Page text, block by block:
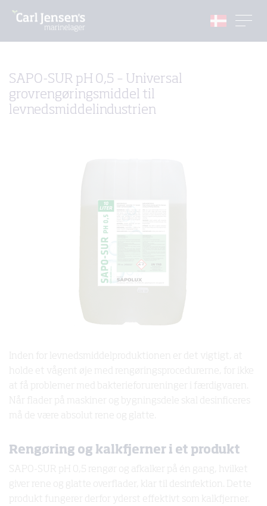
SAPO-SUR pH 0,5 – Universal
grovrengøringsmiddel til
levnedsmiddelindustrien
Inden for levnedsmiddelproduktionen er det vigtigt, at
holde et vågent øje med rengøringsprocedurerne, for ikke
at få problemer med bakterieforureninger i færdigvaren.
Når flader på maskiner og bygningsdele skal desinficeres
må de være absolut rene og glatte.
Rengøring og kalkfjerner i et produkt
SAPO-SUR pH 0,5 rengør og afkalker på én gang, hvilket
giver rene og glatte overflader, klar til desinfektion. Dette
produkt fungerer derfor yderst effektivt som kalkfjerner.